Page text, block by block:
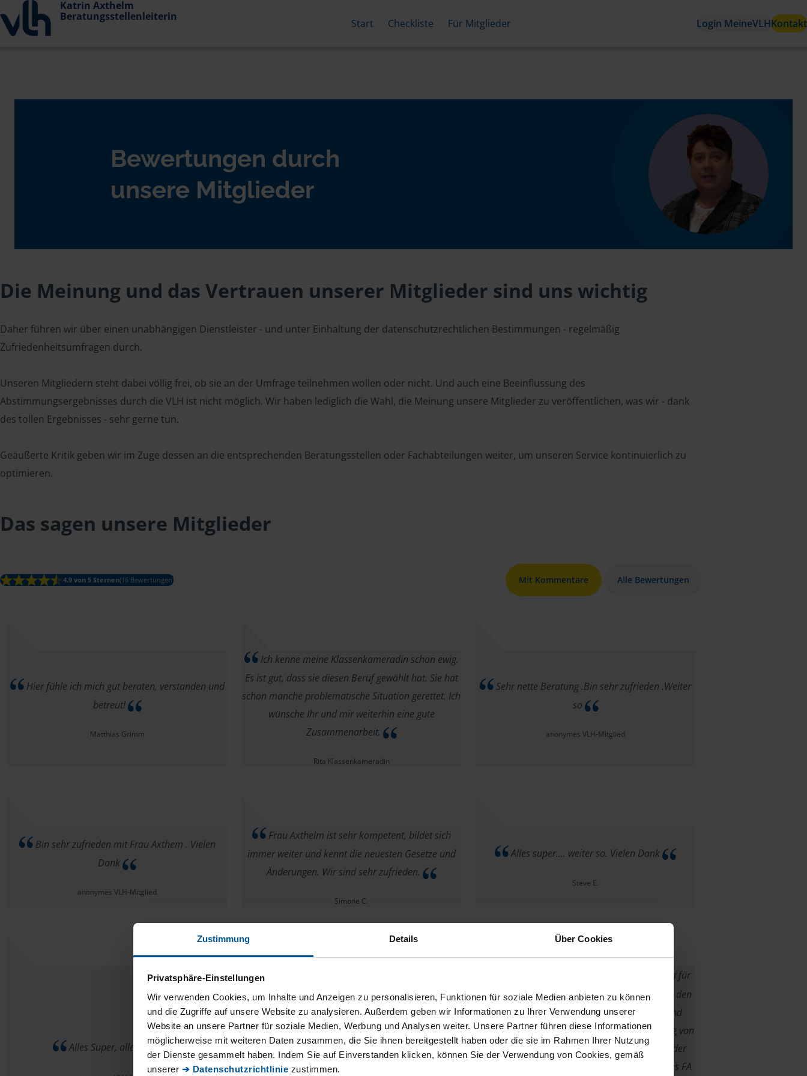
Zustimmung Details Über Cookies
Privatsphäre-Einstellungen
Wir verwenden Cookies, um Inhalte und Anzeigen zu personalisieren, Funktionen für soziale Medien anbieten zu können
und die Zugriffe auf unsere Website zu analysieren. Außerdem geben wir Informationen zu Ihrer Verwendung unserer
Website an unsere Partner für soziale Medien, Werbung und Analysen weiter. Unsere Partner führen diese Informationen
möglicherweise mit weiteren Daten zusammen, die Sie ihnen bereitgestellt haben oder die sie im Rahmen Ihrer Nutzung
der Dienste gesammelt haben. Indem Sie auf Einverstanden klicken, können Sie der Verwendung von Cookies, gemäß
unserer ➔ Datenschutzrichtlinie zustimmen.
Katrin Axthelm
Beratungsstellenleiterin
Start Checkliste Für Mitglieder Login MeineVLHKontakt
Bewertungen durch
unsere Mitglieder
Die Meinung und das Vertrauen unserer Mitglieder sind uns wichtig
Daher führen wir über einen unabhängigen Dienstleister - und unter Einhaltung der datenschutzrechtlichen Bestimmungen - regelmäßig
Zufriedenheitsumfragen durch.
Unseren Mitgliedern steht dabei völlig frei, ob sie an der Umfrage teilnehmen wollen oder nicht. Und auch eine Beeinflussung des
Abstimmungsergebnisses durch die VLH ist nicht möglich. Wir haben lediglich die Wahl, die Meinung unsere Mitglieder zu veröffentlichen, was wir - dank
des tollen Ergebnisses - sehr gerne tun.
Geäußerte Kritik geben wir im Zuge dessen an die entsprechenden Beratungsstellen oder Fachabteilungen weiter, um unseren Service kontinuierlich zu
optimieren.
Das sagen unsere Mitglieder
4.9 von 5 Sternen(16 Bewertungen) Mit Kommentare Alle Bewertungen
Hier fühle ich mich gut beraten, verstanden und
betreut!
Matthias Grimm
Ich kenne meine Klassenkameradin schon ewig.
Es ist gut, dass sie diesen Beruf gewählt hat. Sie hat
schon manche problematische Situation gerettet. Ich
wünsche Ihr und mir weiterhin eine gute
Zusammenarbeit.
Rita Klassenkameradin
Sehr nette Beratung .Bin sehr zufrieden .Weiter
so
anonymes VLH-Mitglied
Bin sehr zufrieden mit Frau Axthem . Vielen
Dank
anonymes VLH-Mitglied
Frau Axthelm ist sehr kompetent, bildet sich
immer weiter und kennt die neuesten Gesetze und
Änderungen. Wir sind sehr zufrieden.
Simone C.
Alles super.... weiter so. Vielen Dank
Steve E.
Alles Super, alles passt!
Bleibt wie Ihr seit, ich finde euch super. Auch
meine Beraterin ist super
:relaxed:?:relaxed:?:relaxed:?
Gerade weil alles rund ums Thema Steuern für
mich eine leidige Angelegenheit ist, bin ich froh den
Weg zur VLH gefunden zu haben. Schnelle und
kompetente Beratung, Bearbeitung und Klärung von
Fragen sind hier selbstverständlich. Auch hat der
Einsatz für mich gegenüber den Bearbeitern des FA